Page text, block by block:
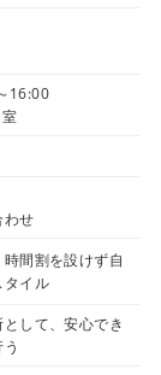
16:00
わせ
間割を設けず自
タイル
して、安心でき